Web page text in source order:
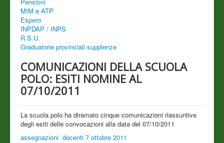
Pensioni
MIM e ATP
Espero
INPDAP / INPS
R.S.U.
Graduatorie provinciali supplenze
COMUNICAZIONI DELLA SCUOLA
POLO: ESITI NOMINE AL
07/10/2011
La scuola polo ha diramato cinque comunicazioni riassuntive
degli esiti delle convocazioni alla data del 07/10/2011
assegnazioni docenti 7 ottobre 2011